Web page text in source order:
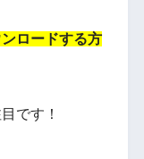
ロードする方
です！